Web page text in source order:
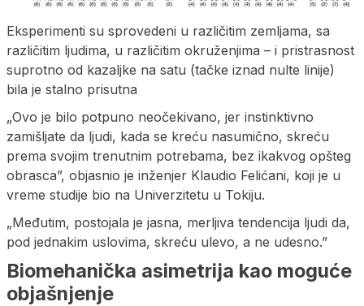
Eksperimenti su sprovedeni u različitim zemljama, sa
različitim ljudima, u različitim okruženjima – i pristrasnost
suprotno od kazaljke na satu (tačke iznad nulte linije)
bila je stalno prisutna
„Ovo je bilo potpuno neočekivano, jer instinktivno
zamišljate da ljudi, kada se kreću nasumično, skreću
prema svojim trenutnim potrebama, bez ikakvog opšteg
obrasca”, objasnio je inženjer Klaudio Felićani, koji je u
vreme studije bio na Univerzitetu u Tokiju.
„Međutim, postojala je jasna, merljiva tendencija ljudi da,
pod jednakim uslovima, skreću ulevo, a ne udesno.”
Biomehanička asimetrija kao moguće
objašnjenje